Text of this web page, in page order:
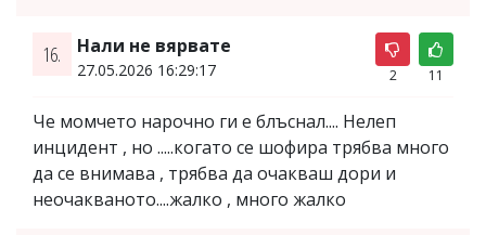
16. Нали не вярвате
27.05.2026 16:29:17 2 11
Че момчето нарочно ги е блъснал.... Нелеп
инцидент , но .....когато се шофира трябва много
да се внимава , трябва да очакваш дори и
неочакваното....жалко , много жалко